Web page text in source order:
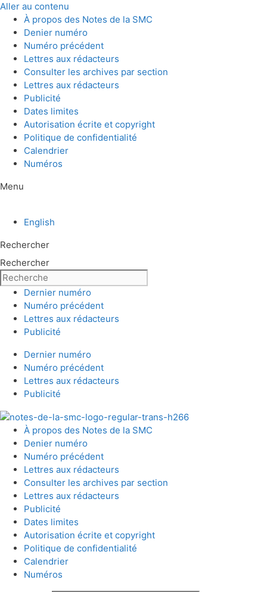
Aller au contenu
À propos des Notes de la SMC
Denier numéro
Numéro précédent
Lettres aux rédacteurs
Consulter les archives par section
Lettres aux rédacteurs
Publicité
Dates limites
Autorisation écrite et copyright
Politique de confidentialité
Calendrier
Numéros
Menu
English
Rechercher
Rechercher
Dernier numéro
Numéro précédent
Lettres aux rédacteurs
Publicité
Dernier numéro
Numéro précédent
Lettres aux rédacteurs
Publicité
À propos des Notes de la SMC
Denier numéro
Numéro précédent
Lettres aux rédacteurs
Consulter les archives par section
Lettres aux rédacteurs
Publicité
Dates limites
Autorisation écrite et copyright
Politique de confidentialité
Calendrier
Numéros